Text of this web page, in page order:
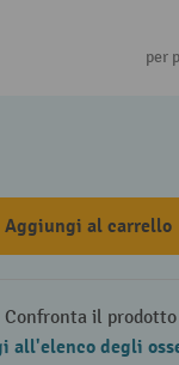
per
Aggiungi al carrello
Confronta il prodotto
all'elenco degli